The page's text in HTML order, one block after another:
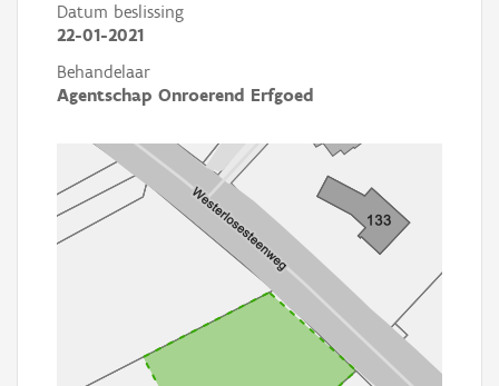
Datum beslissing
22-01-2021
Behandelaar
Agentschap Onroerend Erfgoed